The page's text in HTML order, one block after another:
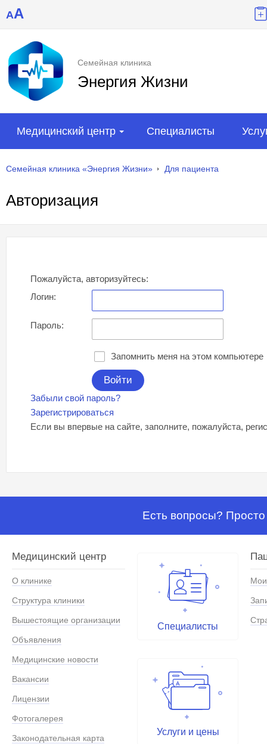
AA
Семейная клиника
Энергия Жизни
Медицинский центр Специалисты
Семейная клиника «Энергия Жизни» Для пациента
Авторизация
Пожалуйста, авторизуйтесь:
Логин:
Пароль:
Запомнить меня на этом компьютере
Забыли свой пароль?
Зарегистрироваться
Если вы впервые на сайте, заполните, пожалуйста,
Есть вопросы?
Медицинский центр
О клинике
Структура клиники
Вышестоящие организации
Объявления
Медицинские новости
Вакансии
Лицензии
Фотогалерея
Законодательная карта
Специалисты
Услуги и цены